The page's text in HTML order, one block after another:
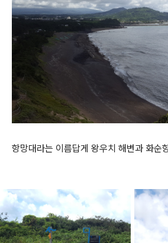
항망대라는 이름답게 왕우치 해변과 화순